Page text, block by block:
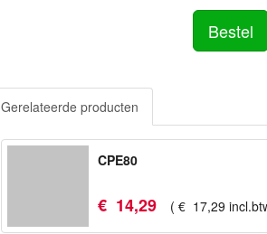
Bestel
Gerelateerde producten
CPE80
€ 14,29 ( € 17,29